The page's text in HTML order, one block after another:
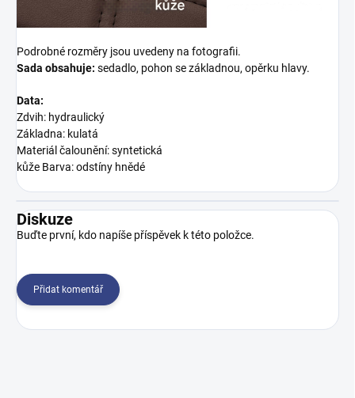
Podrobné rozměry jsou uvedeny na fotografii.
Sada obsahuje: sedadlo, pohon se základnou, opěrku hlavy.
Data:
Zdvih: hydraulický
Základna: kulatá
Materiál čalounění: syntetická
kůže Barva: odstíny hnědé
Diskuze
Buďte první, kdo napíše příspěvek k této položce.
Přidat komentář